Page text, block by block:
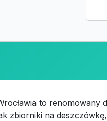
to
zbiorniki na